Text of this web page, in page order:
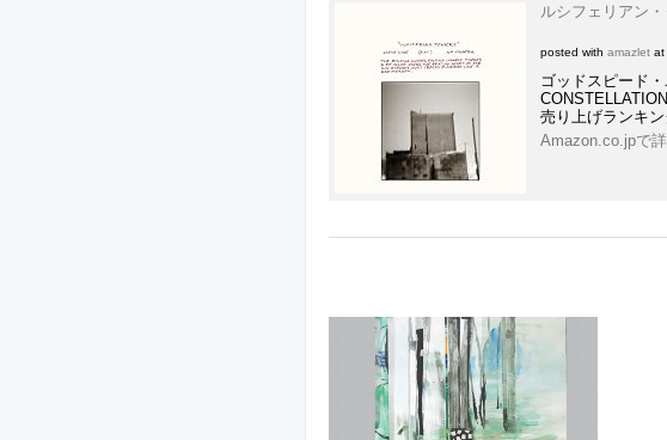
ルシフェリアン
posted withamazlet at
ゴッドスピード
売り上げランキ
Amazon.co.jpで